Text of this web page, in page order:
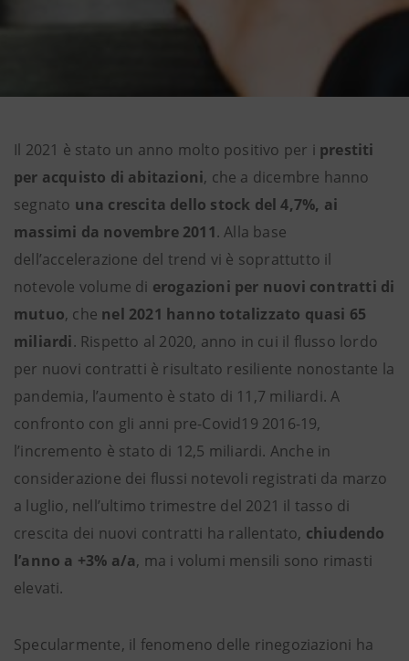
Il 2021 è stato un anno molto positivo per i prestiti
per acquisto di abitazioni, che a dicembre hanno
segnato una crescita dello stock del 4,7%, ai
massimi da novembre 2011. Alla base
dell’accelerazione del trend vi è soprattutto il
notevole volume di erogazioni per nuovi contratti di
mutuo, che nel 2021 hanno totalizzato quasi 65
miliardi. Rispetto al 2020, anno in cui il flusso lordo
per nuovi contratti è risultato resiliente nonostante la
pandemia, l’aumento è stato di 11,7 miliardi. A
confronto con gli anni pre-Covid19 2016-19,
l’incremento è stato di 12,5 miliardi. Anche in
considerazione dei flussi notevoli registrati da marzo
a luglio, nell’ultimo trimestre del 2021 il tasso di
crescita dei nuovi contratti ha rallentato, chiudendo
l’anno a +3% a/a, ma i volumi mensili sono rimasti
elevati.
Specularmente, il fenomeno delle rinegoziazioni ha